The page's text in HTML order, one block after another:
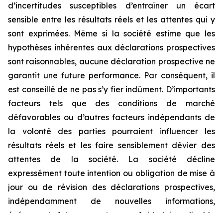
d’incertitudes susceptibles d’entraîner un écart
sensible entre les résultats réels et les attentes qui y
sont exprimées. Même si la société estime que les
hypothèses inhérentes aux déclarations prospectives
sont raisonnables, aucune déclaration prospective ne
garantit une future performance. Par conséquent, il
est conseillé de ne pas s’y fier indûment. D’importants
facteurs tels que des conditions de marché
défavorables ou d’autres facteurs indépendants de
la volonté des parties pourraient influencer les
résultats réels et les faire sensiblement dévier des
attentes de la société. La société décline
expressément toute intention ou obligation de mise à
jour ou de révision des déclarations prospectives,
indépendamment de nouvelles informations,